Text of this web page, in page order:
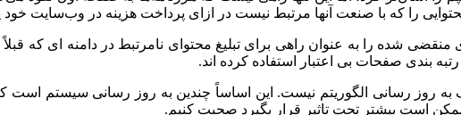
را که با صنعت آنها مرتبط نیست در ازای پرداخت هزینه در وب‌سایت خود
منقضی شده را به عنوان راهی برای تبلیغ محتوای نامرتبط در دامنه ای که
بندی صفحات بی اعتبار استفاده کرده اند.
یک به روز رسانی الگوریتم نیست. این اساساً چندین به روز رسانی سیستم
است بیشتر تحت تاثیر قرار بگیرد صحبت کنیم.